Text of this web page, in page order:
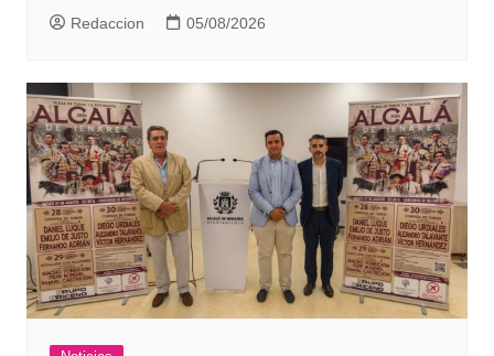
Redaccion 05/08/2026